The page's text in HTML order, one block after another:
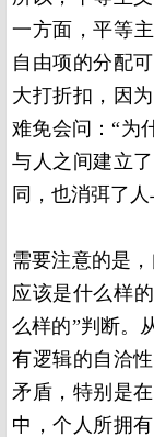
一方面，平等
自由项的分配
大打折扣，因
难免会问：“为
与人之间建立
同，也消弭了人
需要注意的是
应该是什么样
么样的”判断。
有逻辑的自洽
矛盾，特别是
中，个人所拥